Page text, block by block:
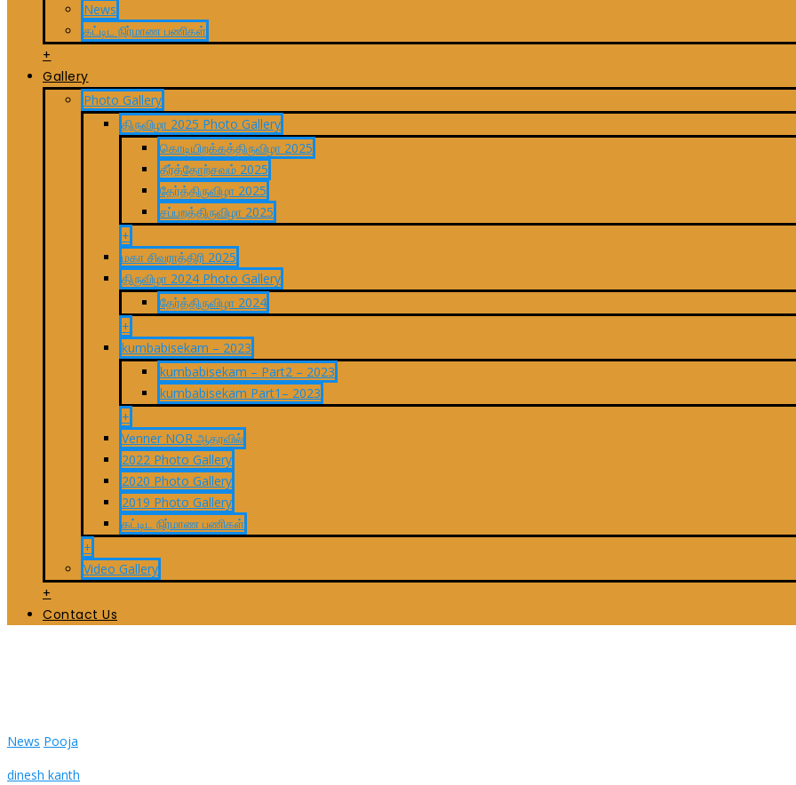
News
கட்டிட நிர்மாண பணிகள்
+
Gallery
Photo Gallery
திருவிழா 2025 Photo Gallery
கொடியிறக்கத்திருவிழா 2025
தீர்த்தோற்சவம் 2025
தேர்த்திருவிழா 2025
சப்பறத்திருவிழா 2025
+
மகா சிவராத்திரி 2025
திருவிழா 2024 Photo Gallery
தேர்த்திருவிழா 2024
+
kumbabisekam – 2023
kumbabisekam – Part2 – 2023
kumbabisekam Part1– 2023
+
Venner NOR ஆதரவில்
2022 Photo Gallery
2020 Photo Gallery
2019 Photo Gallery
கட்டிட நிர்மாண பணிகள்
+
Video Gallery
+
Contact Us
News Pooja
dinesh kanth